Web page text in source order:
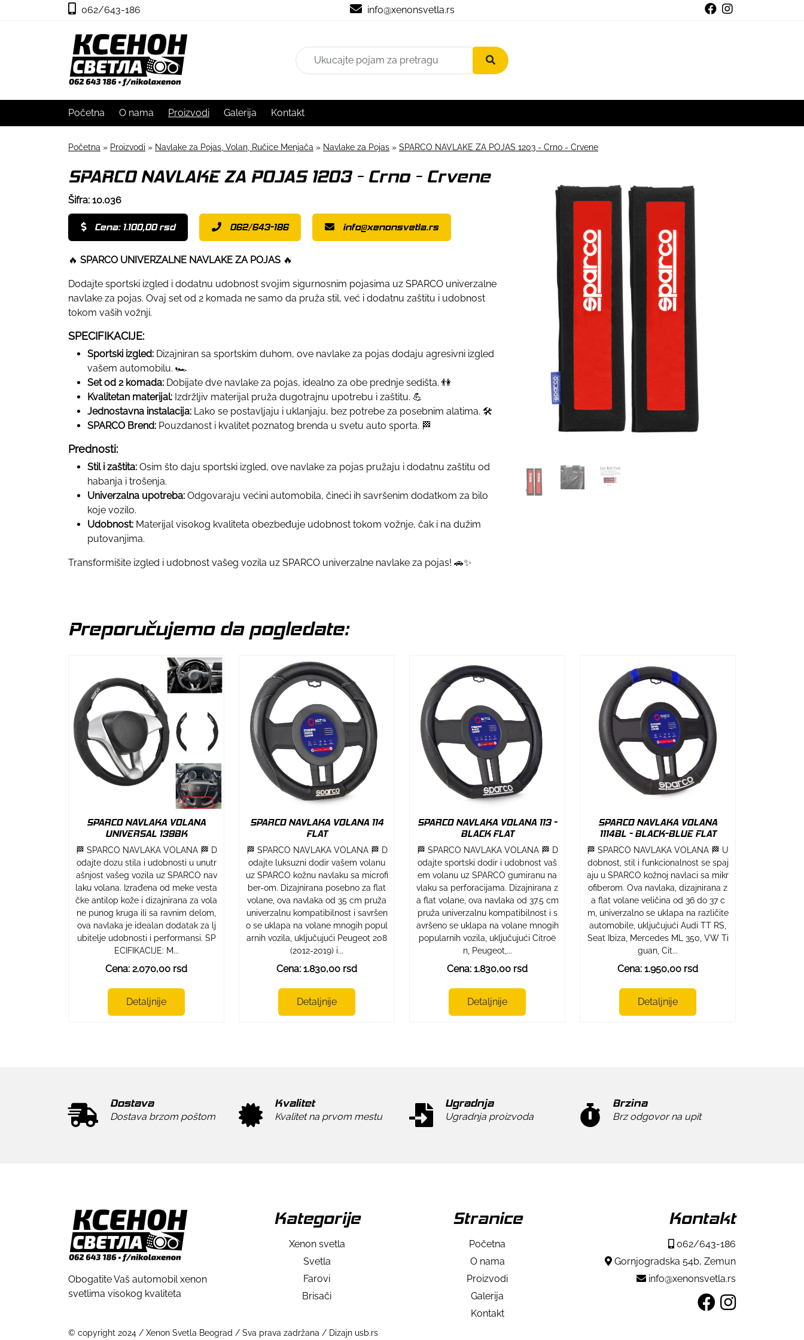
062/643-186 info@xenonsvetla.rs
Početna O nama Proizvodi Galerija Kontakt
Početna » Proizvodi » Navlake za Pojas, Volan, Ručice Menjača » Navlake za Pojas » SPARCO NAVLAKE ZA POJAS 1203 - Crno - Crvene
SPARCO NAVLAKE ZA POJAS 1203 - Crno - Crvene
Šifra: 10.036
Cena: 1.100,00 rsd 062/643-186 info@xenonsvetla.rs
🔥 SPARCO UNIVERZALNE NAVLAKE ZA POJAS 🔥
Dodajte sportski izgled i dodatnu udobnost svojim sigurnosnim pojasima uz SPARCO univerzalne
navlake za pojas. Ovaj set od 2 komada ne samo da pruža stil, već i dodatnu zaštitu i udobnost
tokom vaših vožnji.
SPECIFIKACIJE:
Sportski izgled: Dizajniran sa sportskim duhom, ove navlake za pojas dodaju agresivni izgled
vašem automobilu. 🏎️
Set od 2 komada: Dobijate dve navlake za pojas, idealno za obe prednje sedišta. 👫
Kvalitetan materijal: Izdržljiv materijal pruža dugotrajnu upotrebu i zaštitu. 💪
Jednostavna instalacija: Lako se postavljaju i uklanjaju, bez potrebe za posebnim alatima. 🛠️
SPARCO Brend: Pouzdanost i kvalitet poznatog brenda u svetu auto sporta. 🏁
Prednosti:
Stil i zaštita: Osim što daju sportski izgled, ove navlake za pojas pružaju i dodatnu zaštitu od
habanja i trošenja.
Univerzalna upotreba: Odgovaraju većini automobila, čineći ih savršenim dodatkom za bilo
koje vozilo.
Udobnost: Materijal visokog kvaliteta obezbeđuje udobnost tokom vožnje, čak i na dužim
putovanjima.
Transformišite izgled i udobnost vašeg vozila uz SPARCO univerzalne navlake za pojas! 🚗✨
Preporučujemo da pogledate:
SPARCO NAVLAKA VOLANA
UNIVERSAL 139BK
🏁 SPARCO NAVLAKA VOLANA 🏁 D
odajte dozu stila i udobnosti u unutr
ašnjost vašeg vozila uz SPARCO nav
laku volana. Izrađena od meke vesta
čke antilop kože i dizajnirana za vola
ne punog kruga ili sa ravnim delom,
ova navlaka je idealan dodatak za lj
ubitelje udobnosti i performansi. SP
ECIFIKACIJE: M...
Cena: 2.070,00 rsd
Detaljnije
SPARCO NAVLAKA VOLANA 114
FLAT
🏁 SPARCO NAVLAKA VOLANA 🏁 D
odajte luksuzni dodir vašem volanu
uz SPARCO kožnu navlaku sa microfi
ber-om. Dizajnirana posebno za flat
volane, ova navlaka od 35 cm pruža
univerzalnu kompatibilnost i savršen
o se uklapa na volane mnogih popul
arnih vozila, uključujući Peugeot 208
(2012-2019) i...
Cena: 1.830,00 rsd
Detaljnije
SPARCO NAVLAKA VOLANA 113 -
BLACK FLAT
🏁 SPARCO NAVLAKA VOLANA 🏁 D
odajte sportski dodir i udobnost vaš
em volanu uz SPARCO gumiranu na
vlaku sa perforacijama. Dizajnirana z
a flat volane, ova navlaka od 37.5 cm
pruža univerzalnu kompatibilnost i s
avršeno se uklapa na volane mnogih
popularnih vozila, uključujući Citroë
n, Peugeot,...
Cena: 1.830,00 rsd
Detaljnije
SPARCO NAVLAKA VOLANA
1114BL - BLACK-BLUE FLAT
🏁 SPARCO NAVLAKA VOLANA 🏁 U
dobnost, stil i funkcionalnost se spaj
aju u SPARCO kožnoj navlaci sa mikr
ofiberom. Ova navlaka, dizajnirana z
a flat volane veličina od 36 do 37 c
m, univerzalno se uklapa na različite
automobile, uključujući Audi TT RS,
Seat Ibiza, Mercedes ML 350, VW Ti
guan, Cit...
Cena: 1.950,00 rsd
Detaljnije
Dostava
Dostava brzom poštom
Kvalitet
Kvalitet na prvom mestu
Ugradnja
Ugradnja proizvoda
Brzina
Brz odgovor na upit
Obogatite Vaš automobil xenon
svetlima visokog kvaliteta
Kategorije
Xenon svetla
Svetla
Farovi
Brisači
Stranice
Početna
O nama
Proizvodi
Galerija
Kontakt
Kontakt
062/643-186
Gornjogradska 54b, Zemun
info@xenonsvetla.rs
© copyright 2024 / Xenon Svetla Beograd / Sva prava zadržana / Dizajn usb.rs